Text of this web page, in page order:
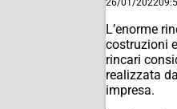
26/01/2022
L’enorme
costruzioni
rincari
realizzata
impresa.